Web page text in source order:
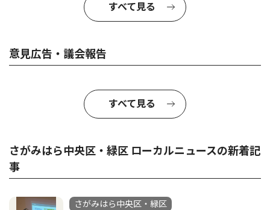
すべて見る
意見広告・議会報告
すべて見る
さがみはら中央区・緑区 ローカルニュースの新着記
事
さがみはら中央区・緑区